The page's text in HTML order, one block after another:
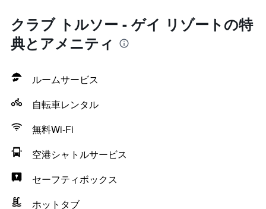
クラブ トルソー - ゲイ リゾートの特
典とアメニティ
ルームサービス
自転車レンタル
無料Wi-Fi
空港シャトルサービス
セーフティボックス
ホットタブ